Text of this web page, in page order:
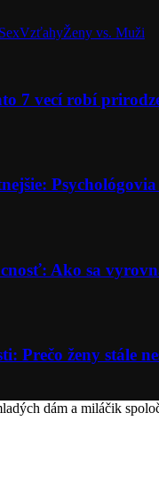
SexVzťahyŽeny vs. Muži
7 vecí robí
Ako sa
Prečo ženy stále
dám a miláčik